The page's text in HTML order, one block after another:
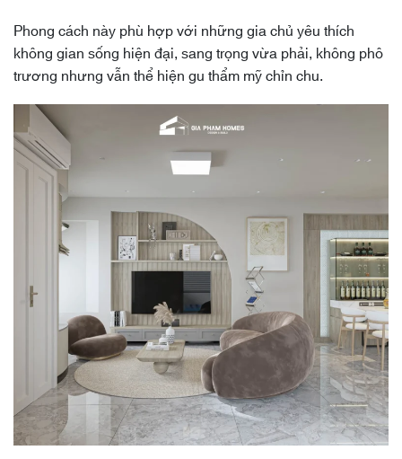
Phong cách này phù hợp với những gia chủ yêu thích
không gian sống hiện đại, sang trọng vừa phải, không phô
trương nhưng vẫn thể hiện gu thẩm mỹ chỉn chu.